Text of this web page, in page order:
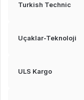
Turkish Technic
Uçaklar-Teknoloji
ULS Kargo